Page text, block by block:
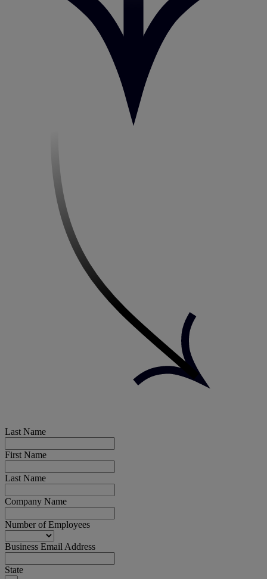
Last Name
First Name
Last Name
Company Name
Number of Employees
Business Email Address
State